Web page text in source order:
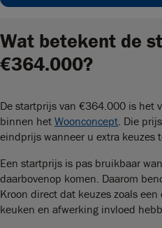
Wat betekent de
€364.000?
De startprijs van €364.000 is het
binnen het Woonconcept. Die
eindprijs wanneer u extra keuzes
Een startprijs is pas bruikbaar
daarbovenop komen. Daarom
Kroon direct dat keuzes zoals
keuken en afwerking invloed